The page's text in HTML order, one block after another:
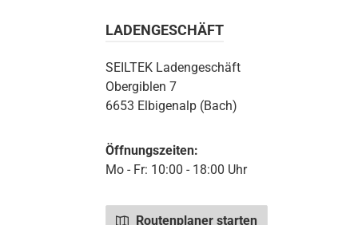
LADENGESCHÄFT
SEILTEK Ladengeschäft
Obergiblen 7
6653 Elbigenalp (Bach)
Öffnungszeiten:
Mo - Fr: 10:00 - 18:00 Uhr
Routenplaner starten